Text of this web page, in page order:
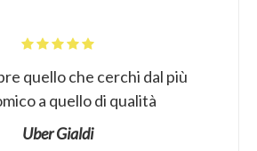
quello che cerchi dal più
a quello di qualità
Uber Gialdi